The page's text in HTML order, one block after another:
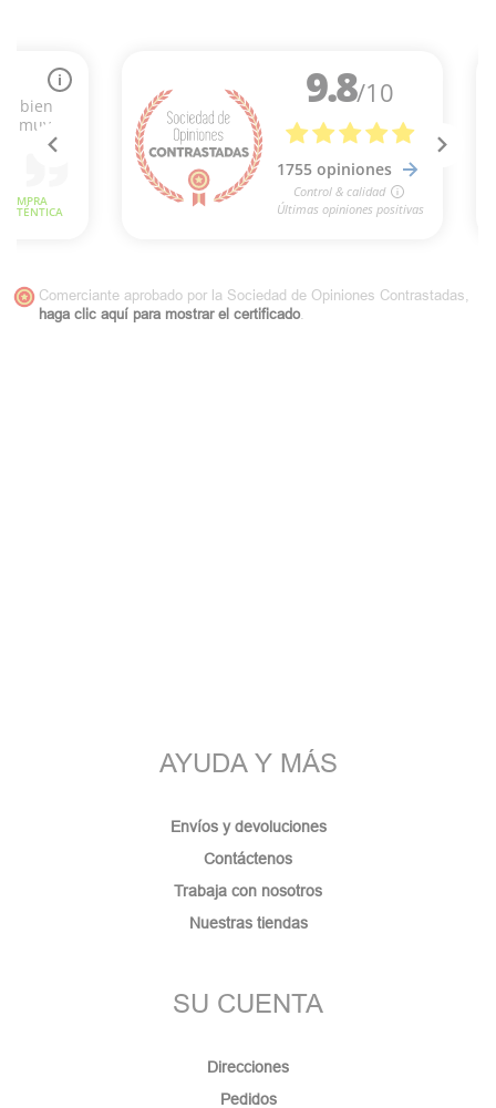
Comerciante aprobado por la Sociedad de Opiniones Contrastadas,
haga clic aquí para mostrar el certificado.
AYUDA Y MÁS
Envíos y devoluciones
Contáctenos
Trabaja con nosotros
Nuestras tiendas
SU CUENTA
Direcciones
Pedidos